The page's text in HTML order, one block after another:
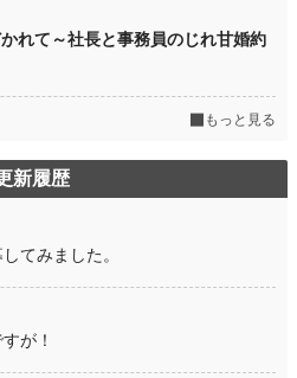
れて～社長と事務員のじれ甘婚約
もっと見る
新履歴
てみました。
が！